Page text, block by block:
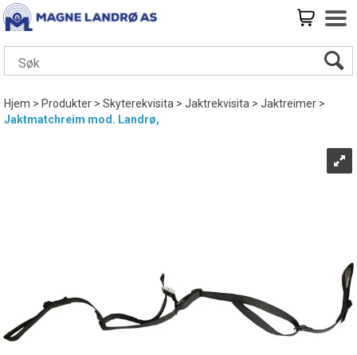
Hjem>Produkter>Skyterekvisita>Jaktrekvisita>Jaktreimer>
Jaktmatchreim mod. Landrø,